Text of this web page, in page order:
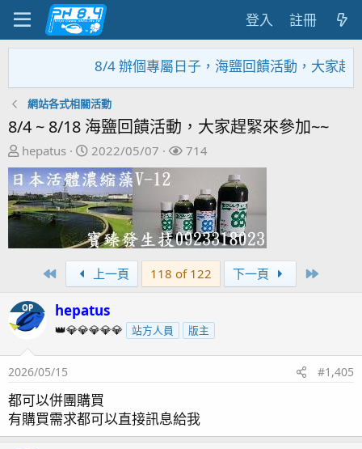
登入 註冊
8/4 辦個專屬日子，海鹽回饋活動，大家趕
網站各式相關活動
8/4 ~ 8/18 海鹽回饋活動，大家趕緊來參加~~
主
題
發
起
人
hepatus
開
始
日
期
2022/05/07
關
注
714
First 上一頁 118 of 122 下一頁
OP hepatus
👑💎💎💎💎💎 站方人員 版主
2026/05/15 #1,405
都可以併團購買
有購買需求都可以直接訊息給我